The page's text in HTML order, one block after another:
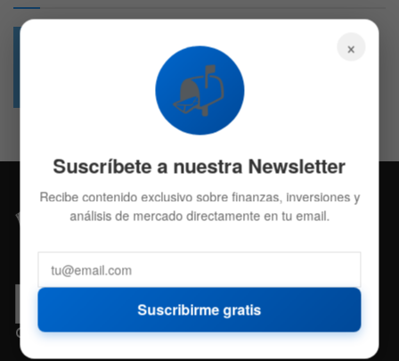
4.7k
Followers
×
📬
Suscríbete a nuestra Newsletter
Recibe contenido exclusivo sobre finanzas, inversiones y
análisis de mercado directamente en tu email.
Suscribirme gratis